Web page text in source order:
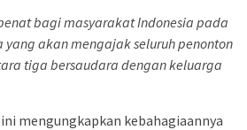
bagi masyarakat Indonesia pada
akan mengajak seluruh penonton
tiga bersaudara dengan keluarga
mengungkapkan kebahagiaannya